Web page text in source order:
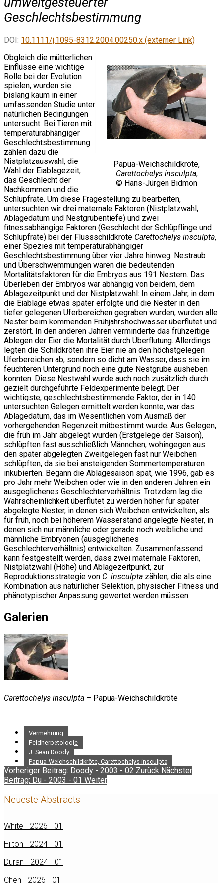
Geschlechtsbestimmung
DOI: 10.1111/j.1095-8312.2004.00250.x (externer Link)
Papua-Weichschildkröte,
Carettochelys insculpta,
© Hans-Jürgen Bidmon
Obgleich die mütterlichen
Einflüsse eine wichtige
Rolle bei der Evolution
spielen, wurden sie
bislang kaum in einer
umfassenden Studie unter
natürlichen Bedingungen
untersucht. Bei Tieren mit
temperaturabhängiger
Geschlechtsbestimmung
zählen dazu die
Nistplatzauswahl, die
Wahl der Eiablagezeit,
das Geschlecht der
Nachkommen und die
Schlupfrate. Um diese Fragestellung zu bearbeiten,
untersuchten wir drei maternale Faktoren (Nistplatzwahl,
Ablagedatum und Nestgrubentiefe) und zwei
fitnessabhängige Faktoren (Geschlecht der Schlüpflinge und
Schlupfrate) bei der Flussschildkröte Carettochelys insculpta,
einer Spezies mit temperaturabhängiger
Geschlechtsbestimmung über vier Jahre hinweg. Nestraub
und Überschwemmungen waren die bedeutenden
Mortalitätsfaktoren für die Embryos aus 191 Nestern. Das
Überleben der Embryos war abhängig von beidem, dem
Ablagezeitpunkt und der Nistplatzwahl: In einem Jahr, in dem
die Eiablage etwas später erfolgte und die Nester in den
tiefer gelegenen Uferbereichen gegraben wurden, wurden alle
Nester beim kommenden Frühjahrshochwasser überflutet und
zerstört. In den anderen Jahren verminderte das frühzeitige
Ablegen der Eier die Mortalität durch Überflutung. Allerdings
legten die Schildkröten ihre Eier nie an den höchstgelegen
Uferbereichen ab, sondern so dicht am Wasser, dass sie im
feuchteren Untergrund noch eine gute Nestgrube ausheben
konnten. Diese Nestwahl wurde auch noch zusätzlich durch
gezielt durchgeführte Feldexperimente belegt. Der
wichtigste, geschlechtsbestimmende Faktor, der in 140
untersuchten Gelegen ermittelt werden konnte, war das
Ablagedatum, das im Wesentlichen vom Ausmaß der
vorhergehenden Regenzeit mitbestimmt wurde. Aus Gelegen,
die früh im Jahr abgelegt wurden (Erstgelege der Saison),
schlüpften fast ausschließlich Männchen, wohingegen aus
den später abgelegten Zweitgelegen fast nur Weibchen
schlüpften, da sie bei ansteigenden Sommertemperaturen
inkubierten. Begann die Ablagesaison spät, wie 1996, gab es
pro Jahr mehr Weibchen oder wie in den anderen Jahren ein
ausgeglichenes Geschlechterverhältnis. Trotzdem lag die
Wahrscheinlichkeit überflutet zu werden höher für später
abgelegte Nester, in denen sich Weibchen entwickelten, als
für früh, noch bei höherem Wasserstand angelegte Nester, in
denen sich nur männliche oder gerade noch weibliche und
männliche Embryonen (ausgeglichenes
Geschlechterverhältnis) entwickelten. Zusammenfassend
kann festgestellt werden, dass zwei maternale Faktoren,
Nistplatzwahl (Höhe) und Ablagezeitpunkt, zur
Reproduktionsstrategie von C. insculpta zählen, die als eine
Kombination aus natürlicher Selektion, physischer Fitness und
phänotypischer Anpassung gewertet werden müssen.
Galerien
Carettochelys insculpta – Papua-Weichschildkröte
Vermehrung
Feldherpetologie
J. Sean Doody
Papua-Weichschildkröte, Carettochelys insculpta
Vorheriger Beitrag: Doody - 2003 - 02 Zurück Nächster
Beitrag: Du - 2003 - 01 Weiter
Neueste Abstracts
White - 2026 - 01
Hilton - 2024 - 01
Duran - 2024 - 01
Chen - 2026 - 01